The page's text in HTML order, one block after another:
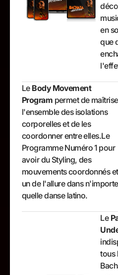
en
que
Le Body Movement
Program permet de
l'ensemble des isolations
corporelles et de les
coordonner entre elles.Le
Programme Numéro 1 pour
avoir du Styling, des
mouvements coordonnés et
un de l'allure dans n'importe
quelle danse latino.
Le
tous